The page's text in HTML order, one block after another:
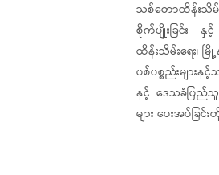
သစ်တောထိန်းသိမ်
စိုက်ပျိုးခြင်း နှင့်
ထိန်းသိမ်း‌ရေး၊
ပစ်ပစ္စည်းများ
နှင့် ဒေသခံပြည်သူ
များ ပေးအပ်ခြ